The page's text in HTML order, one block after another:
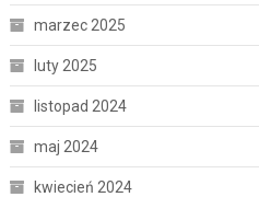
marzec 2025
luty 2025
listopad 2024
maj 2024
kwiecień 2024